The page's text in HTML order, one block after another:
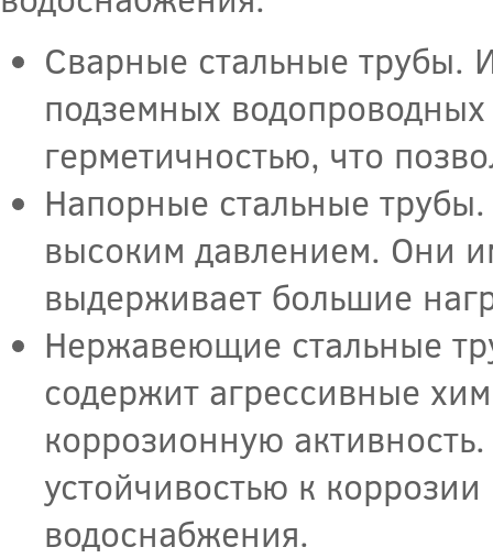
Сварные стальные трубы.
подземных
герметичностью, что
Напорные стальные
высоким давлением. Они
выдерживает большие
Нержавеющие стальные
содержит агрессивные
коррозионную
устойчивостью к
водоснабжения.